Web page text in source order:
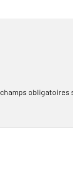
obligatoires